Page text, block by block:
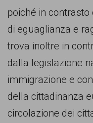
associazioni
movimenti
che
battono
per
poiché in
di eguaglianza e
trova inoltre in
dalla legislazione
immigrazione e
della cittadinanza
circolazione dei